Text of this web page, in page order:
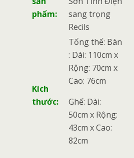
phẩm:
sang trọng
Recils
Kích
thước:
Tổng thể: Bàn
: Dài: 110cm x
Rộng: 70cm x
Cao: 76cm
Ghế: Dài:
50cm x Rộng:
43cm x Cao:
82cm